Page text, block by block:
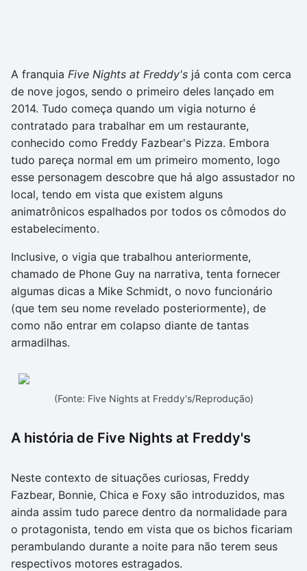
A franquia Five Nights at Freddy's já conta com cerca
de nove jogos, sendo o primeiro deles lançado em
2014. Tudo começa quando um vigia noturno é
contratado para trabalhar em um restaurante,
conhecido como Freddy Fazbear's Pizza. Embora
tudo pareça normal em um primeiro momento, logo
esse personagem descobre que há algo assustador no
local, tendo em vista que existem alguns
animatrônicos espalhados por todos os cômodos do
estabelecimento.
Inclusive, o vigia que trabalhou anteriormente,
chamado de Phone Guy na narrativa, tenta fornecer
algumas dicas a Mike Schmidt, o novo funcionário
(que tem seu nome revelado posteriormente), de
como não entrar em colapso diante de tantas
armadilhas.
(Fonte: Five Nights at Freddy's/Reprodução)
A história de Five Nights at Freddy's
Neste contexto de situações curiosas, Freddy
Fazbear, Bonnie, Chica e Foxy são introduzidos, mas
ainda assim tudo parece dentro da normalidade para
o protagonista, tendo em vista que os bichos ficariam
perambulando durante a noite para não terem seus
respectivos motores estragados.